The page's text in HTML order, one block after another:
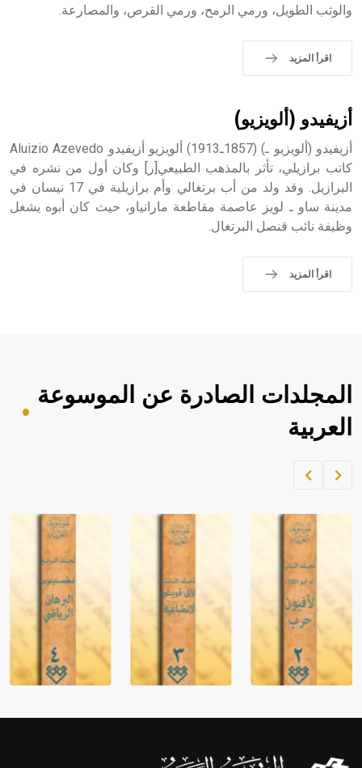
حيث تقتصر القيمة الصوتية للعلامة الك
والوثب الطويل، ورمي الرمح، ورمي القرص، والمصارعة.
اقرأ المزيد
أزيفيدو (ألويزيو)
أزيفيدو (ألويزيو ـ) (1857ـ1913) ألويزيو أزيفيدو Aluizio Azevedo
كاتب برازيلي، تأثر بالمذهب الطبيعي[ر] وكان أول من نشره في
البرازيل. وقد ولد من أب برتغالي وأم برازيلية في 17 نيسان في
مدينة ساو ـ لويز عاصمة مقاطعة مارانياو، حيث كان أبوه يشغل
وظيفة نائب قنصل البرتغال.
اقرأ المزيد
المجلدات الصادرة عن الموسوعة
العربية